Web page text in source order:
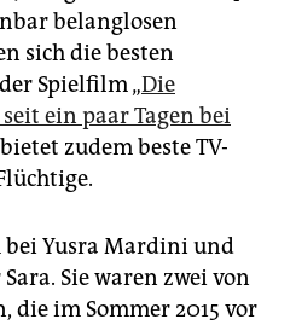
belanglosen
sich die besten
Spielfilm „Die
ein paar Tagen bei
zudem beste TV-
bei Yusra Mardini und
Sie waren zwei von
die im Sommer 2015 vor